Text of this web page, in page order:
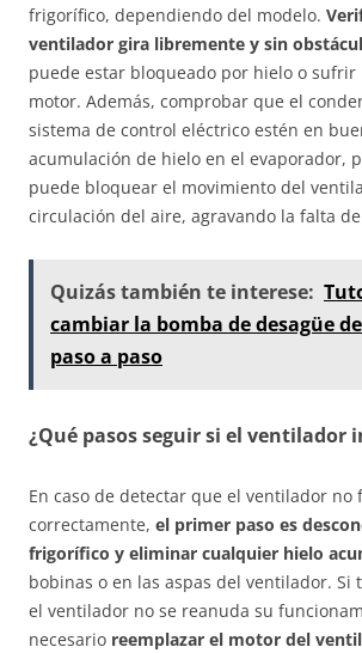
frigorífico, dependiendo del modelo.
ventilador gira libremente y sin
puede estar bloqueado por hielo o sufrir
motor. Además, comprobar que el
sistema de control eléctrico estén en
acumulación de hielo en el evaporador,
puede bloquear el movimiento del
circulación del aire, agravando la falta
Quizás también te interese:
cambiar la bomba de desagüe
paso a paso
¿Qué pasos seguir si el ventilador
En caso de detectar que el ventilador no
correctamente, el primer paso es
frigorífico y eliminar cualquier hielo
bobinas o en las aspas del ventilador. Si
el ventilador no se reanuda su
necesario reemplazar el motor del